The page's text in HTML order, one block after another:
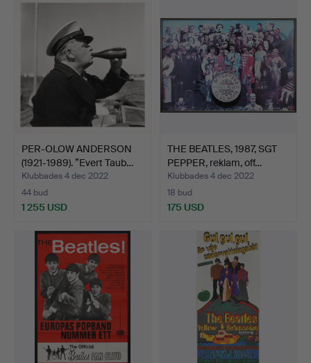
PER-OLOW ANDERSON
(1921-1989). ”Evert Taub…
Klubbades 4 dec 2022
44 bud
1 255 USD
THE BEATLES, 1987, SGT
PEPPER, reklam, off…
Klubbades 4 dec 2022
18 bud
175 USD